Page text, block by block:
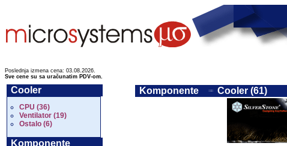
Poslednja izmena cena: 03.08.2026.
Sve cene su sa uračunatim PDV-om.
Cooler
CPU (36)
Ventilator (19)
Ostalo (6)
Komponente
Komponente Cooler (61)